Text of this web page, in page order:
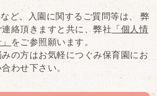
ど、入園に関するご質問等は、
弊
絡頂きますと共に、弊社 「個人情
をご参照願います。
の方はお気軽につぐみ保育園にお
わせ下さい。